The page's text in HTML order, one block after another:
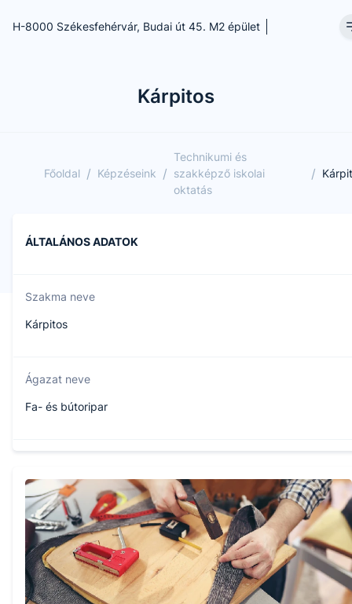
H-8000 Székesfehérvár, Budai út 45. M2 épület
Kárpitos
Főoldal / Képzéseink /
Technikumi és
szakképző iskolai
oktatás
/
ÁLTALÁNOS ADATOK
Szakma neve
Kárpitos
Ágazat neve
Fa- és bútoripar
407230803
Képzés időtartama
3 év